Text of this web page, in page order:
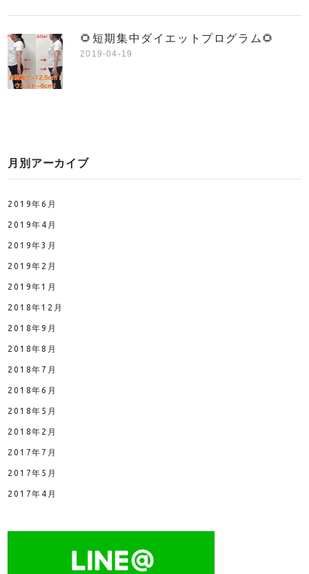
🌻短期集中ダイエットプログラム🌻
2019-04-19
月別アーカイブ
2019年6月
2019年4月
2019年3月
2019年2月
2019年1月
2018年12月
2018年9月
2018年8月
2018年7月
2018年6月
2018年5月
2018年2月
2017年7月
2017年5月
2017年4月